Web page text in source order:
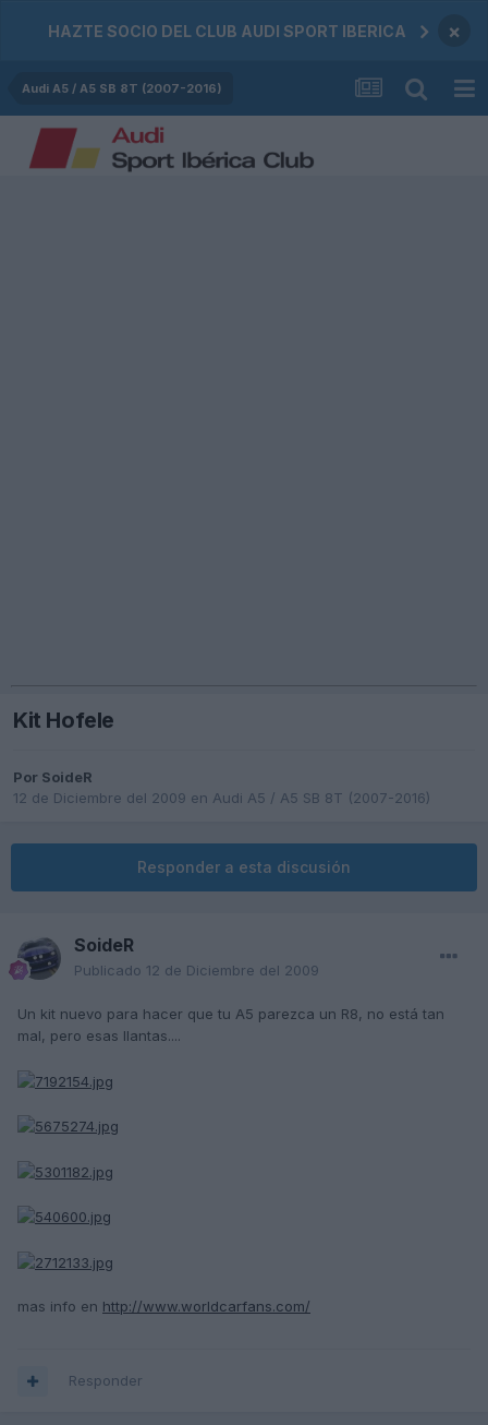
HAZTE SOCIO DEL CLUB AUDI SPORT IBERICA ×
Audi A5 / A5 SB 8T (2007-2016)
Kit Hofele
Por SoideR
12 de Diciembre del 2009 en Audi A5 / A5 SB 8T (2007-2016)
Responder a esta discusión
SoideR
Publicado 12 de Diciembre del 2009
Un kit nuevo para hacer que tu A5 parezca un R8, no está tan
mal, pero esas llantas....
mas info en http://www.worldcarfans.com/
Responder